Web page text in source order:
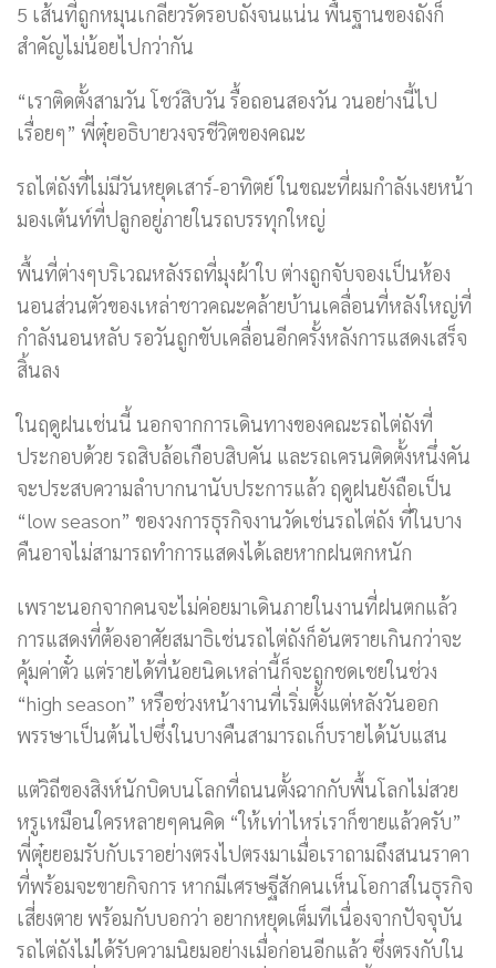
5 เส้นที่ถูกหมุนเกลียวรัดรอบถังจนแน่น พื้นฐานของถังก็
สำคัญไม่น้อยไปกว่ากัน
“เราติดตั้งสามวัน โชว์สิบวัน รื้อถอนสองวัน วนอย่างนี้ไป
เรื่อยๆ” พี่ตุ๋ยอธิบายวงจรชีวิตของคณะ
รถไต่ถังที่ไม่มีวันหยุดเสาร์-อาทิตย์ ในขณะที่ผมกำลังเงยหน้า
มองเต้นท์ที่ปลูกอยู่ภายในรถบรรทุกใหญ่
พื้นที่ต่างๆบริเวณหลังรถที่มุงผ้าใบ ต่างถูกจับจองเป็นห้อง
นอนส่วนตัวของเหล่าชาวคณะคล้ายบ้านเคลื่อนที่หลังใหญ่ที่
กำลังนอนหลับ รอวันถูกขับเคลื่อนอีกครั้งหลังการแสดงเสร็จ
สิ้นลง
ในฤดูฝนเช่นนี้ นอกจากการเดินทางของคณะรถไต่ถังที่
ประกอบด้วย รถสิบล้อเกือบสิบคัน และรถเครนติดตั้งหนึ่งคัน
จะประสบความลำบากนานับประการแล้ว ฤดูฝนยังถือเป็น
“low season” ของวงการธุรกิจงานวัดเช่นรถไต่ถัง ที่ในบาง
คืนอาจไม่สามารถทำการแสดงได้เลยหากฝนตกหนัก
เพราะนอกจากคนจะไม่ค่อยมาเดินภายในงานที่ฝนตกแล้ว
การแสดงที่ต้องอาศัยสมาธิเช่นรถไต่ถังก็อันตรายเกินกว่าจะ
คุ้มค่าตั๋ว แต่รายได้ที่น้อยนิดเหล่านี้ก็จะถูกชดเชยในช่วง
“high season” หรือช่วงหน้างานที่เริ่มตั้งแต่หลังวันออก
พรรษาเป็นต้นไปซึ่งในบางคืนสามารถเก็บรายได้นับแสน
แต่วิถีของสิงห์นักบิดบนโลกที่ถนนตั้งฉากกับพื้นโลกไม่สวย
หรูเหมือนใครหลายๆคนคิด “ให้เท่าไหร่เราก็ขายแล้วครับ”
พี่ตุ๋ยยอมรับกับเราอย่างตรงไปตรงมาเมื่อเราถามถึงสนนราคา
ที่พร้อมจะขายกิจการ หากมีเศรษฐีสักคนเห็นโอกาสในธุรกิจ
เสี่ยงตาย พร้อมกับบอกว่า อยากหยุดเต็มทีเนื่องจากปัจจุบัน
รถไต่ถังไม่ได้รับความนิยมอย่างเมื่อก่อนอีกแล้ว ซึ่งตรงกับใน